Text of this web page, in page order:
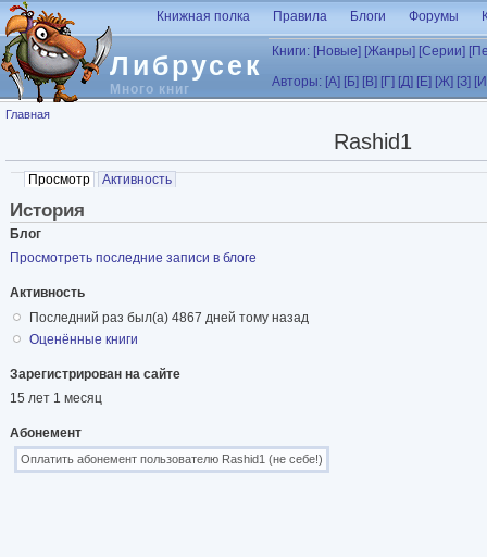
Перейти к основному содержанию
Либрусек
Много книг
Книжная полка Правила Блоги Форумы
Книги: [Новые] [Жанры] [Серии]
Авторы: [А] [Б] [В] [Г] [Д] [Е] [Ж] [З]
Вы здесь
Главная
Rashid1
Главные вкладки
Просмотр (активная вкладка)
Активность
История
Блог
Просмотреть последние записи в блоге
Активность
Последний раз был(а) 4867 дней тому назад
Оценённые книги
Зарегистрирован на сайте
15 лет 1 месяц
Абонемент